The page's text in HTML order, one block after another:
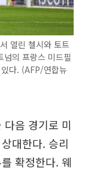
열린 첼시와 토트
넘의 프랑스 미드필
다. (AFP/연합뉴
음 경기로 미
대한다. 승리
확정한다. 웨